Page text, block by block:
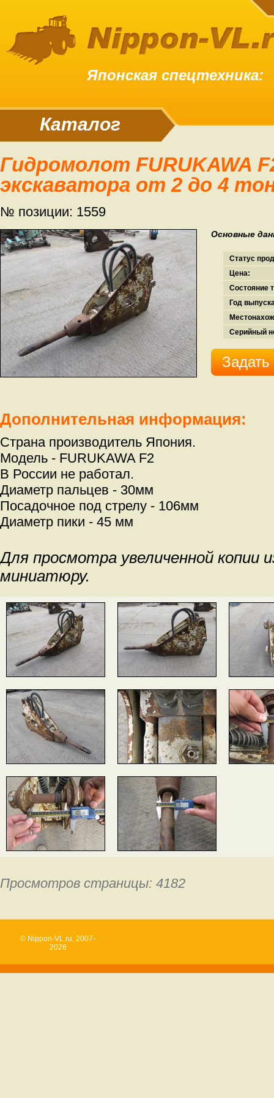
Японская спецтехника:
Каталог
Гидромолот FURUKAWA F2 для
экскаватора от 2 до 4
№ позиции: 1559
Основные
Статус
Цена:
Состояние
Год
Серийный
Задать
Дополнительная информация:
Страна производитель Япония.
Модель - FURUKAWA F2
В России не работал.
Диаметр пальцев - 30мм
Посадочное под стрелу - 106мм
Диаметр пики - 45 мм
Для просмотра увеличенной копии
миниатюру.
Просмотров страницы: 4182
© Nippon-VL.ru, 2007-
2026